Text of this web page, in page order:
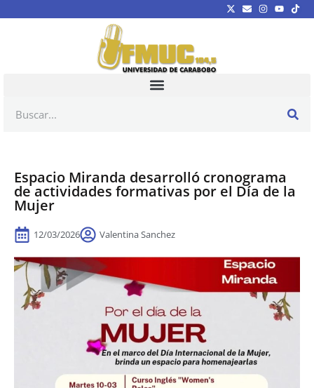
Espacio Miranda desarrolló cronograma
de actividades formativas por el Día de la
Mujer
12/03/2026 Valentina Sanchez